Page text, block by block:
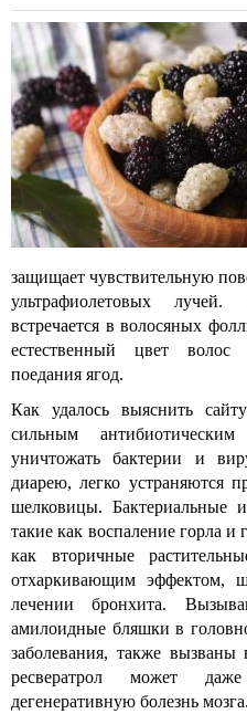
защищает чувствительную
ультрафиолетовых
встречается в волосяных
естественный цвет волос
поедания ягод.
Как удалось выяснить
сильным
уничтожать бактерии и
диарею, легко устраняются
шелковицы. Бактериальные
такие как воспаление горла и
как вторичные
отхаркивающим эффектом,
лечении бронхита.
амилоидные бляшки в
заболевания, также вызваны
ресвератрол может
дегенеративную болезнь мозга.